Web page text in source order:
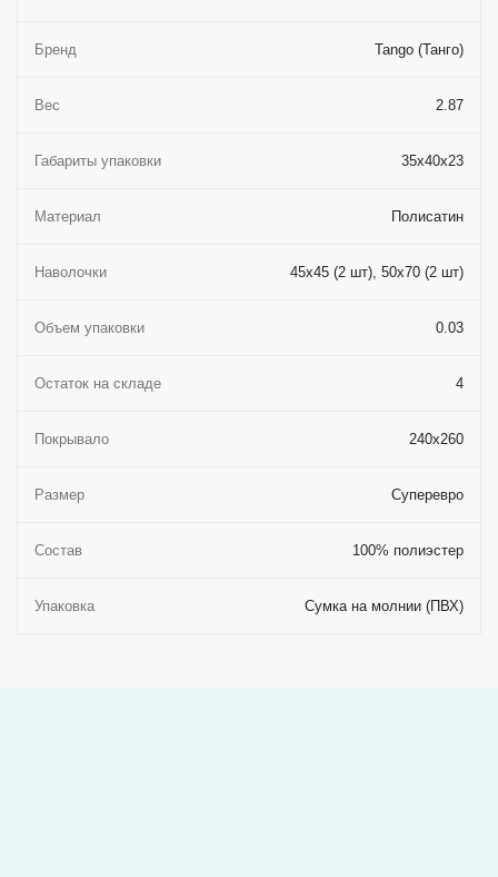
Бренд Tango (Танго)
Вес 2.87
Габариты упаковки 35x40x23
Материал Полисатин
Наволочки 45x45 (2 шт), 50x70 (2 шт)
Объем упаковки 0.03
Остаток на складе 4
Покрывало 240x260
Размер Суперевро
Состав 100% полиэстер
Упаковка Сумка на молнии (ПВХ)